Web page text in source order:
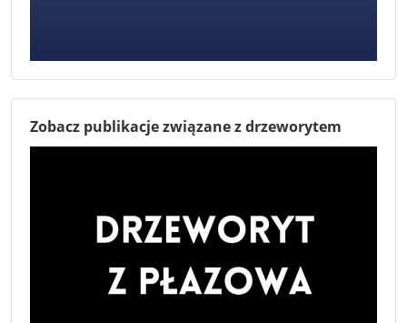
Zobacz publikacje związane z drzeworytem